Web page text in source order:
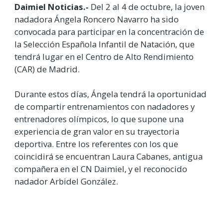
Daimiel Noticias.- Del 2 al 4 de octubre, la joven
nadadora Ángela Roncero Navarro ha sido
convocada para participar en la concentración de
la Selección Española Infantil de Natación, que
tendrá lugar en el Centro de Alto Rendimiento
(CAR) de Madrid.
Durante estos días, Ángela tendrá la oportunidad
de compartir entrenamientos con nadadores y
entrenadores olímpicos, lo que supone una
experiencia de gran valor en su trayectoria
deportiva. Entre los referentes con los que
coincidirá se encuentran Laura Cabanes, antigua
compañera en el CN Daimiel, y el reconocido
nadador Arbidel González.